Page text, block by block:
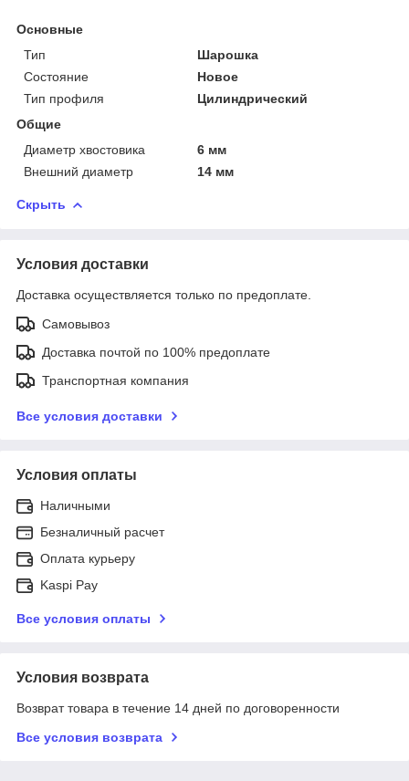
Основные
Тип
Шарошка
Состояние
Новое
Тип профиля
Цилиндрический
Общие
Диаметр хвостовика
6 мм
Внешний диаметр
14 мм
Скрыть
Условия доставки
Доставка осуществляется только по предоплате.
Самовывоз
Доставка почтой по 100% предоплате
Транспортная компания
Все условия доставки
Условия оплаты
Наличными
Безналичный расчет
Оплата курьеру
Kaspi Pay
Все условия оплаты
Условия возврата
Возврат товара в течение 14 дней по договоренности
Все условия возврата